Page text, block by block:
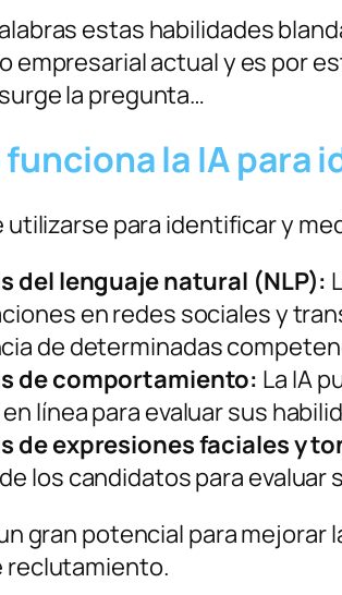
estas habilidades
empresarial actual y es por
la pregunta…
la IA para
utilizarse para identificar y
del lenguaje natural (NLP):
en redes sociales y
de determinadas
de comportamiento: La IA
línea para evaluar sus
de expresiones faciales y
los candidatos para
gran potencial para
reclutamiento.